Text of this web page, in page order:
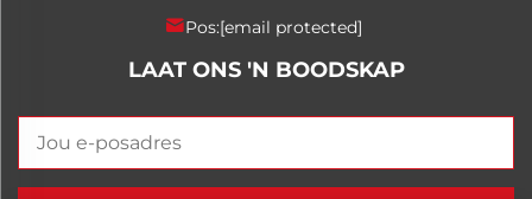
Pos:[email protected]
LAAT ONS 'N BOODSKAP